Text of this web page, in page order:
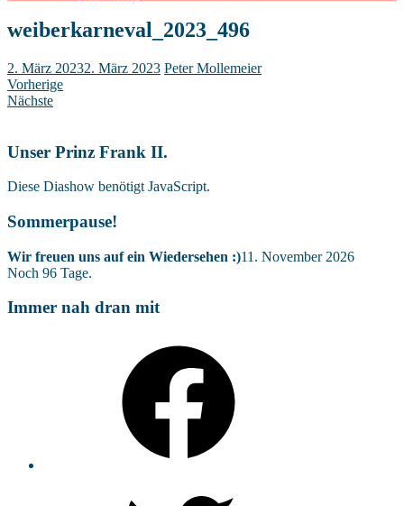
weiberkarneval_2023_496
2. März 20232. März 2023 Peter Mollemeier
Vorherige
Nächste
Unser Prinz Frank II.
Diese Diashow benötigt JavaScript.
Sommerpause!
Wir freuen uns auf ein Wiedersehen :)11. November 2026
Noch 96 Tage.
Immer nah dran mit